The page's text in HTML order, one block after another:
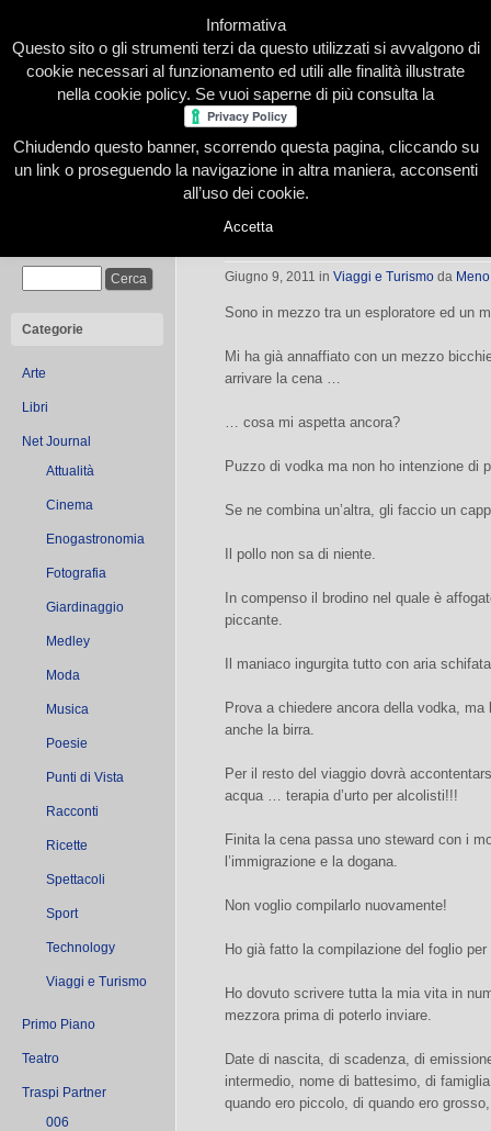
Home Presentazione Redazione Le nostre firme
Categorie
Arte
Libri
Net Journal
Attualità
Cinema
Enogastronomia
Fotografia
Giardinaggio
Medley
Moda
Musica
Poesie
Punti di Vista
Racconti
Ricette
Spettacoli
Sport
Technology
Viaggi e Turismo
Primo Piano
Teatro
Traspi Partner
006
AMMMERICA – Atto quarto
Giugno 9, 2011 in Viaggi e Turismo da
Sono in mezzo tra un esploratore ed un
Mi ha già annaffiato con un mezzo
arrivare la cena …
… cosa mi aspetta ancora?
Puzzo di vodka ma non ho intenzione di
Se ne combina un’altra, gli faccio un
Il pollo non sa di niente.
In compenso il brodino nel quale è
piccante.
Il maniaco ingurgita tutto con aria
Prova a chiedere ancora della vodka,
anche la birra.
Per il resto del viaggio dovrà
acqua … terapia d’urto per alcolisti!!!
Finita la cena passa uno steward con i
l’immigrazione e la dogana.
Non voglio compilarlo nuovamente!
Ho già fatto la compilazione del foglio
Ho dovuto scrivere tutta la mia vita in
mezzora prima di poterlo inviare.
Date di nascita, di scadenza, di
intermedio, nome di battesimo, di
quando ero piccolo, di quando ero
Informativa
Questo sito o gli strumenti terzi da questo utilizzati si avvalgono di
cookie necessari al funzionamento ed utili alle finalità illustrate
nella cookie policy. Se vuoi saperne di più consulta la
Chiudendo questo banner, scorrendo questa pagina, cliccando su
un link o proseguendo la navigazione in altra maniera, acconsenti
all’uso dei cookie.
Accetta